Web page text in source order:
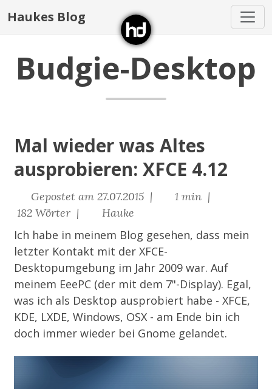
Haukes Blog
Budgie-Desktop
Mal wieder was Altes
ausprobieren: XFCE 4.12
Gepostet am 27.07.2015 |
1 min |
182 Wörter |
Hauke
Ich habe in meinem Blog gesehen, dass mein
letzter Kontakt mit der XFCE-
Desktopumgebung im Jahr 2009 war. Auf
meinem EeePC (der mit dem 7"-Display). Egal,
was ich als Desktop ausprobiert habe - XFCE,
KDE, LXDE, Windows, OSX - am Ende bin ich
doch immer wieder bei Gnome gelandet.